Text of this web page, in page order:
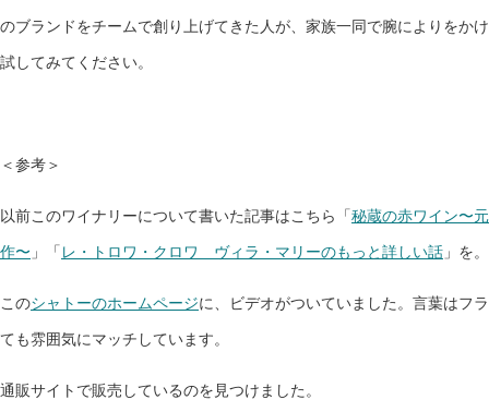
のブランドをチームで創り上げてきた人が、家族一同で腕によりをか
試してみてください。
＜参考＞
以前このワイナリーについて書いた記事はこちら「秘蔵の赤ワイン〜
作〜 」「 レ・トロワ・クロワ ヴィラ・マリーのもっと詳しい話 」を。
このシャトーのホームページに、ビデオがついていました。言葉はフ
ても雰囲気にマッチしています。
通販サイトで販売しているのを見つけました。